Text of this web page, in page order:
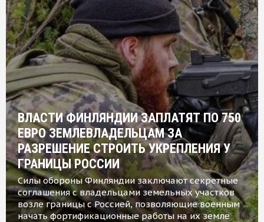
ВЛАСТИ ФИНЛЯНДИИ ЗАПЛАТЯТ ПО 750
ЕВРО ЗЕМЛЕВЛАДЕЛЬЦАМ ЗА
РАЗРЕШЕНИЕ СТРОИТЬ УКРЕПЛЕНИЯ У
ГРАНИЦЫ РОССИИ
Силы обороны Финляндии заключают секретные
соглашения с владельцами земельных участков
возле границы с Россией, позволяющие военным
начать фортификационные работы на их земле